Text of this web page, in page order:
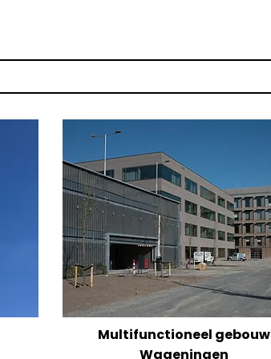
Multifunctioneel gebouw
Wageningen